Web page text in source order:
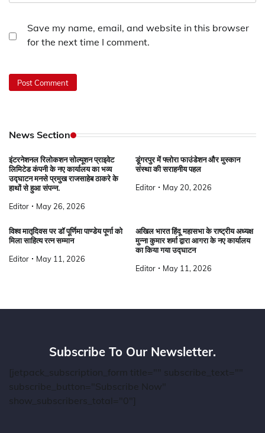
Save my name, email, and website in this browser
for the next time I comment.
News Section
इंटरनेशनल रिलोकशन सोल्यूशन प्राइवेट
लिमिटेड कंपनी के नए कार्यालय का भव्य
उद्घाटन मनसे प्रमुख राजसाहेब ठाकरे के
हाथों से हुआ संपन्न.
Editor May 26, 2026
डूंगरपुर में फ्लोरा फाउंडेशन और मुस्कान
संस्था की सराहनीय पहल
Editor May 20, 2026
विश्व मातृदिवस पर डॉ पूर्णिमा पाण्डेय पूर्णा को
मिला साहित्य रत्न सम्मान
Editor May 11, 2026
अखिल भारत हिंदू महासभा के राष्ट्रीय अध्यक्ष
मुन्ना कुमार शर्मा द्वारा आगरा के नए कार्यालय
का किया गया उद्घाटन
Editor May 11, 2026
Subscribe To Our Newsletter.
[jetpack_subscription_form title="" subscribe_text=""
subscribe_button="Subscribe Now"
show_subscribers_total="0"]